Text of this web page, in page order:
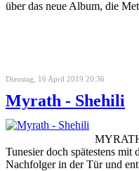
über das neue Album, die
Dienstag, 16 April 2019 20:36
Myrath - Shehili
Tunesier doch spätestens
Nachfolger in der Tür und